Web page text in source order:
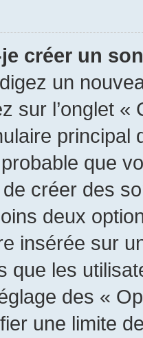
créer un
un
sur l’onglet
principal
que
créer des
deux
insérée sur
que les
des «
une limite